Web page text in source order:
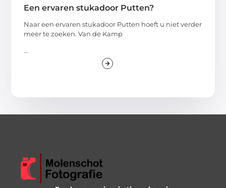
Een ervaren stukadoor Putten?
Naar een ervaren stukadoor Putten hoeft u niet verder
meer te zoeken. Van de Kamp
...